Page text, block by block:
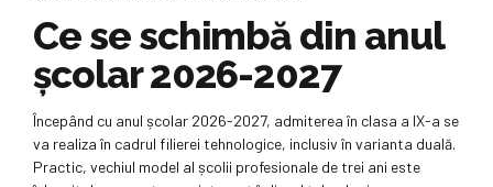
Ce se schimbă din anul
școlar 2026-2027
Începând cu anul școlar 2026-2027, admiterea în clasa a IX-a se
va realiza în cadrul filierei tehnologice, inclusiv în varianta duală.
Practic, vechiul model al școlii profesionale de trei ani este